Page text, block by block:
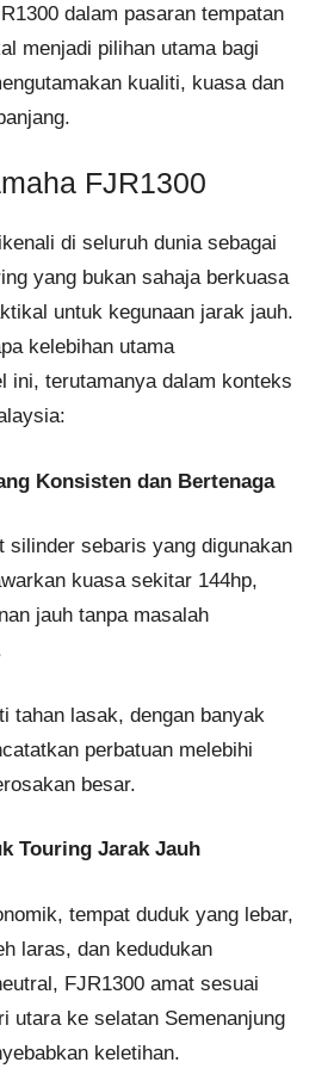
dalam pasaran tempatan
menjadi pilihan utama bagi
kualiti, kuasa dan
FJR1300
di seluruh dunia sebagai
yang bukan sahaja berkuasa
untuk kegunaan jarak jauh.
kelebihan utama
ini, terutamanya dalam konteks
Konsisten dan Bertenaga
silinder sebaris yang digunakan
kuasa sekitar 144hp,
jauh tanpa masalah
tahan lasak, dengan banyak
perbatuan melebihi
besar.
Touring Jarak Jauh
tempat duduk yang lebar,
laras, dan kedudukan
FJR1300 amat sesuai
utara ke selatan Semenanjung
keletihan.